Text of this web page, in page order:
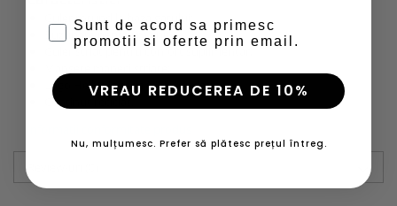
Guler rotund la baza gatului;
Buzunare pentru maini;
Guler striat pentru confort suplimentar;
Logo Helly Hansen (HH) brodat;
Continut reciclat.
Sunt de acord sa primesc
promotii si oferte prin email.
VREAU REDUCEREA DE 10%
Nu, mulțumesc. Prefer să plătesc prețul întreg.